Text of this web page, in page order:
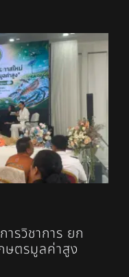
รวิชาการ ยก
ตรมูลค่าสูง